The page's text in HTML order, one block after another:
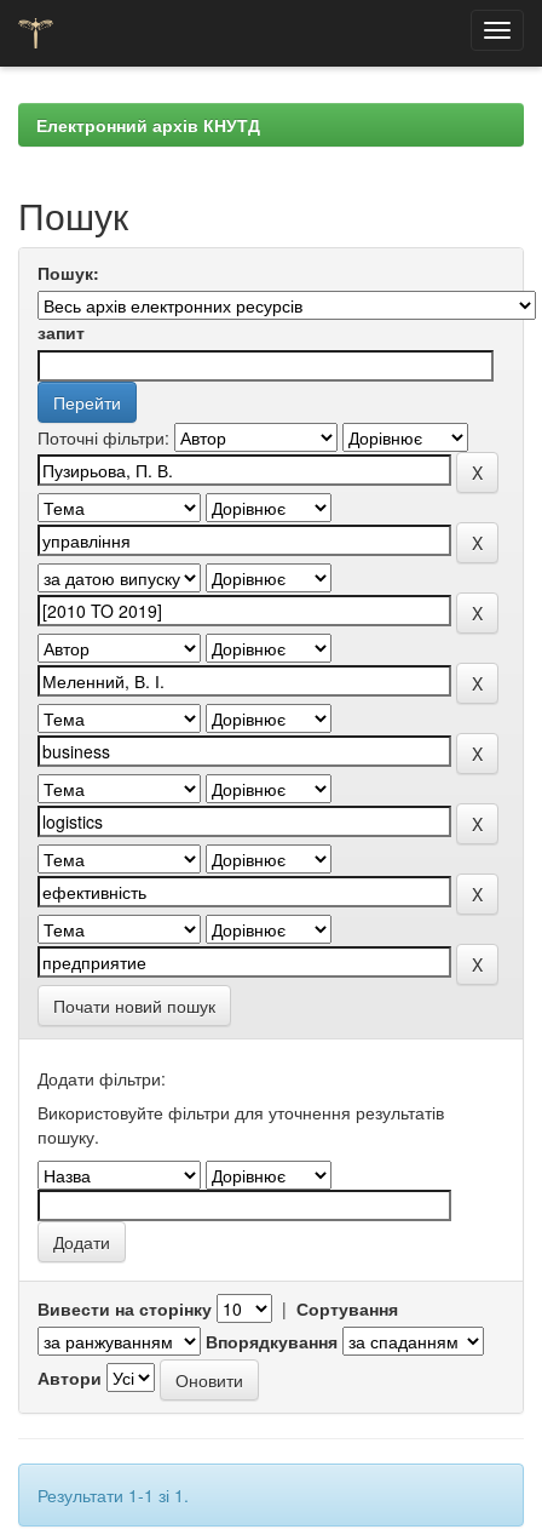
navigationЕлектронний архів КНУТД
Пошук
Пошук:
запит
Поточні фільтри:
Почати новий пошук
Додати фільтри:
Використовуйте фільтри для уточнення результатів
пошуку.
Вивести на сторінку | Сортування
Впорядкування
Автори
Результати 1-1 зі 1.